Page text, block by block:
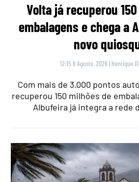
Volta já recuperou
embalagens e chega a
novo
12:15 8 Agosto, 2026 | Henrique
Com mais de 3.000 pontos
recuperou 150 milhões de
Albufeira já integra a rede